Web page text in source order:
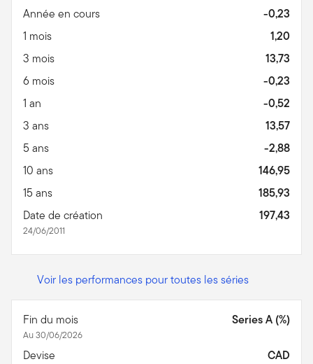
Année en cours
-0,23
1 mois
1,20
3 mois
13,73
6 mois
-0,23
1 an
-0,52
3 ans
13,57
5 ans
-2,88
10 ans
146,95
15 ans
185,93
Date de création
24/06/2011
197,43
Voir les performances pour toutes les séries
Fin du mois
Au 30/06/2026
Series A (%)
Devise
CAD